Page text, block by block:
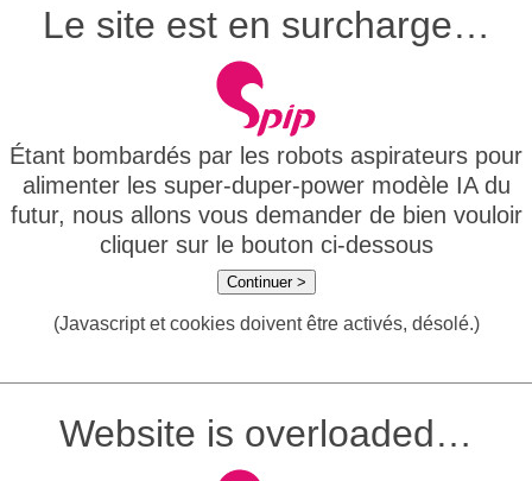
Le site est en surcharge…
Étant bombardés par les robots aspirateurs pour
alimenter les super-duper-power modèle IA du
futur, nous allons vous demander de bien vouloir
cliquer sur le bouton ci-dessous
Continuer >
(Javascript et cookies doivent être activés, désolé.)
Website is overloaded…